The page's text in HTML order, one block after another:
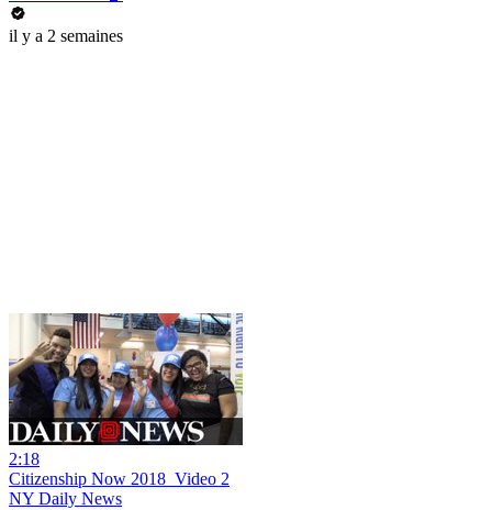
il y a 2 semaines
2:18
Citizenship Now 2018_Video 2
NY Daily News